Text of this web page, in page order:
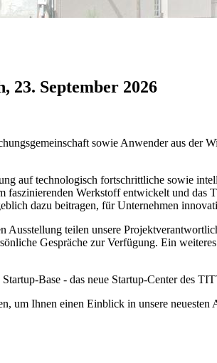
23. September 2026
sowie Anwender aus
auf technologisch fortschrittliche sowie
Werkstoff entwickelt und
dazu beitragen, für Unternehmen
Ausstellung teilen unsere
Gespräche zur Verfügung. Ein
Base - das neue Startup-Center des
um Ihnen einen Einblick in unsere neuesten